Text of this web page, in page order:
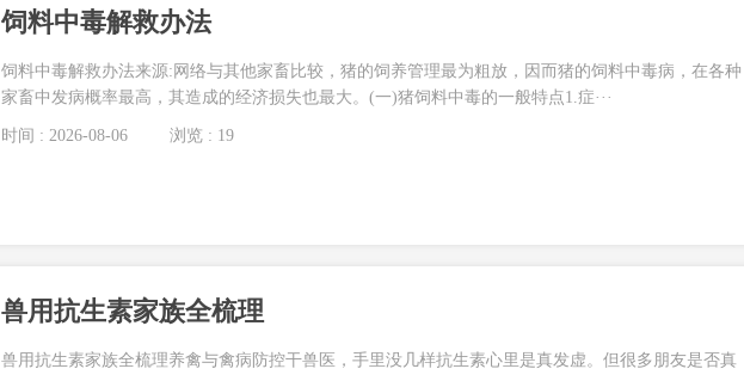
饲料中毒解救办法
饲料中毒解救办法来源:网络与其他家畜比较，猪的饲养管理最为粗放，因而猪的饲料中毒病，在各种
家畜中发病概率最高，其造成的经济损失也最大。(一)猪饲料中毒的一般特点1.症···
时间 : 2026-08-06 浏览 : 19
兽用抗生素家族全梳理
兽用抗生素家族全梳理养禽与禽病防控干兽医，手里没几样抗生素心里是真发虚。但很多朋友是否真